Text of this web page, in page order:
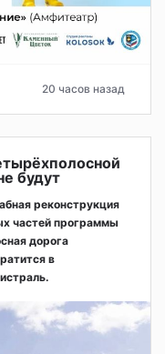
20 часов назад
будут
реконструкция
частей программы
дорога
в